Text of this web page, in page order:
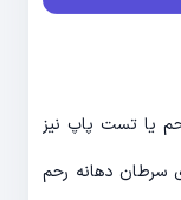
یا تست پاپ نیز
سرطان دهانه رحم